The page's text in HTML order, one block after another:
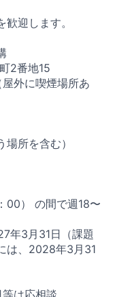
迎します。
2番地15
外に喫煙場所あ
所を含む）
00） の間で週18〜
年3月31日（課題
は、2028年3月31
は応相談